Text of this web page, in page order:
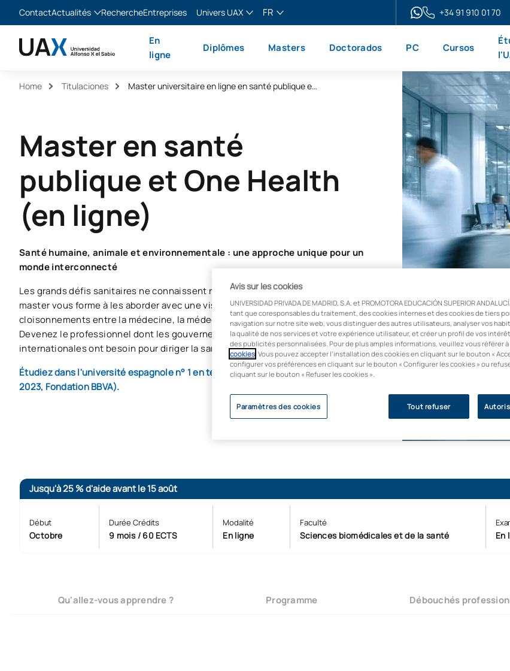
ContactActualités
Actualités
RechercheEntreprises
Univers UAX
FR
English
Italiano
+34 91 910 01 70
En
ligne
Diplômes Masters Doctorados PC Cursos
Home Titulaciones Master universitaire en ligne en santé publique et « One Health »
Master en santé
publique et One Health
(en ligne)
Santé humaine, animale et environnementale : une approche unique pour un
monde interconnecté
Les grands défis sanitaires ne connaissent ni frontières ni disciplines. Ce
master vous forme à les aborder avec une vision intégrée, en brisant les
cloisonnements entre la médecine, la médecine vétérinaire et l'écologie.
Devenez le professionnel dont les gouvernements et les organisations
internationales ont besoin pour diriger la santé mondiale.
Étudiez dans l'université espagnole n° 1 en termes d'employabilité (U-Ranking
2023, Fondation BBVA).
Jusqu'à 25 % d'aide avant le 15 août
Début
Octobre
Durée Crédits
9 mois / 60 ECTS
Modalité
En ligne
Faculté
Sciences biomédicales et de la santé En
Qu'allez-vous apprendre ? Programme Débouchés
Avis sur les cookies
UNIVERSIDAD PRIVADA DE MADRID, S.A. et PROMOTORA EDUCACIÓN SUPERIOR
tant que coresponsables du traitement, des cookies internes et des cookies de tiers
navigation sur notre site web, vous distinguer des autres utilisateurs, analyser vos
la qualité de nos services et votre expérience utilisateur, et créer un profil de vos
des publicités personnalisées. Pour de plus amples informations, veuillez vous référer
cookies . Vous pouvez accepter l’installation des cookies en cliquant sur le bouton «
configurer vos préférences en cliquant sur le bouton « Configurer les cookies » ou
cliquant sur le bouton « Refuser les cookies ».
Tout refuser
Paramètres des cookies